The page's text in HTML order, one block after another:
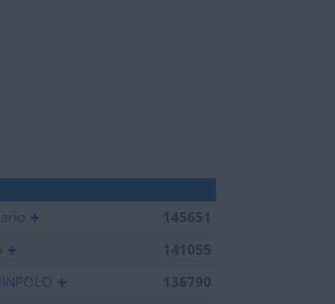
145651
136790